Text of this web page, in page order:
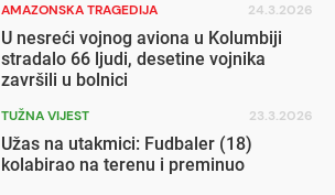
AMAZONSKA TRAGEDIJA 24.3.2026
U nesreći vojnog aviona u Kolumbiji
stradalo 66 ljudi, desetine vojnika
završili u bolnici
TUŽNA VIJEST 23.3.2026
Užas na utakmici: Fudbaler (18)
kolabirao na terenu i preminuo